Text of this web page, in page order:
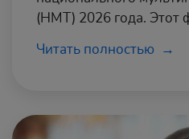
(НМТ) 2026 года. Этот
ожидается, что
один из украинских
Читать полностью